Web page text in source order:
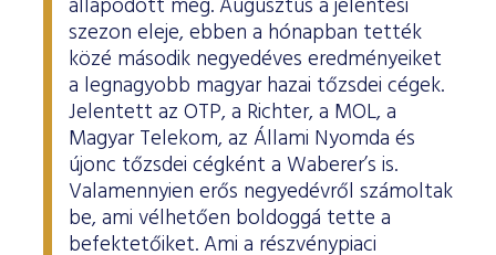
állapodott meg. Augusztus a jelentési
szezon eleje, ebben a hónapban tették
közé második negyedéves eredményeiket
a legnagyobb magyar hazai tőzsdei cégek.
Jelentett az OTP, a Richter, a MOL, a
Magyar Telekom, az Állami Nyomda és
újonc tőzsdei cégként a Waberer’s is.
Valamennyien erős negyedévről számoltak
be, ami vélhetően boldoggá tette a
befektetőiket. Ami a részvénypiaci